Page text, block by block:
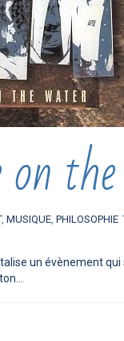
, MUSIQUE, PHILOSOPHIE
un évènement qui